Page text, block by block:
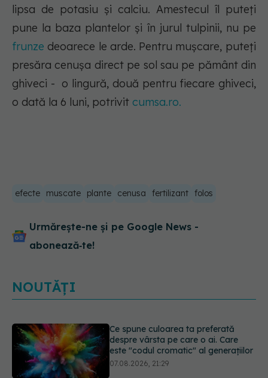
lipsa de potasiu și calciu. Amestecul îl puteți
pune la baza plantelor și în jurul tulpinii, nu pe
frunze deoarece le arde. Pentru mușcare, puteți
presăra cenușa direct pe sol sau pe pământ din
ghiveci - o lingură, două pentru fiecare ghiveci,
o dată la 6 luni, potrivit cumsa.ro.
efecte muscate plante cenusa fertilizant folos
Urmărește-ne și pe Google News -
abonează‑te!
NOUTĂȚI
EXCLUSIV Cancerele care pot fi
prevenite. Dr. Sorin Bogdan
(SANADOR): Au metode de
prevenție